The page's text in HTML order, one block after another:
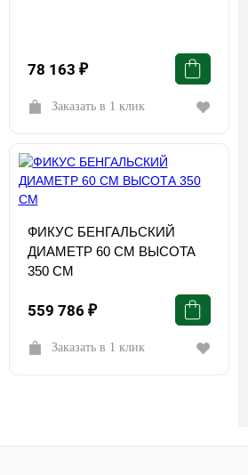
78 163 ₽
Заказать в 1 клик
ФИКУС БЕНГАЛЬСКИЙ
ДИАМЕТР 60 СМ ВЫСОТА
350 СМ
559 786 ₽
Заказать в 1 клик